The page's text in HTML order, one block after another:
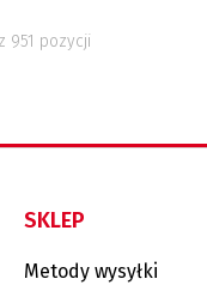
951 pozycji
SKLEP
Metody wysyłki